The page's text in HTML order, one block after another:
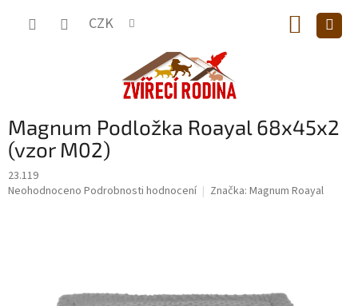
CZK
KOŠÍK
Magnum Podložka Roayal 68x45x2
(vzor M02)
23.119
Průměrné
hvězdiček.
Neohodnoceno Podrobnosti hodnocení Značka: Magnum Roayal